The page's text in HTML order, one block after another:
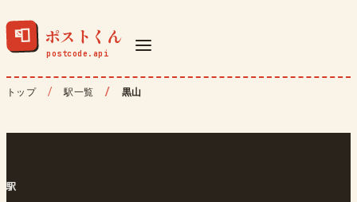
📮 ポストくん
トップ 駅一覧 黒山
駅